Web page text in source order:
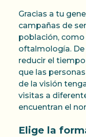
Gracias a tu
campañas de
población,
oftalmología.
reducir el
que las
de la visión
visitas a
encuentran el
Elige la